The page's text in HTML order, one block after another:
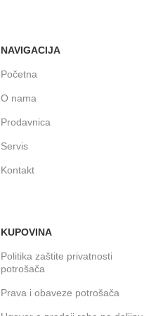
NAVIGACIJA
Početna
O nama
Prodavnica
Servis
Kontakt
KUPOVINA
Politika zaštite privatnosti
potrošača
Prava i obaveze potrošača